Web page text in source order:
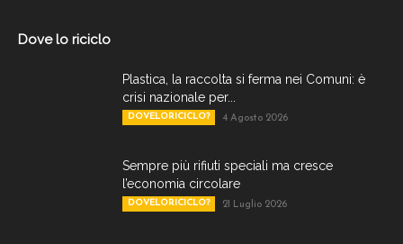
Dove lo riciclo
Plastica, la raccolta si ferma nei Comuni: è
crisi nazionale per...
DOVELORICICLO? 4 Agosto 2026
Sempre più rifiuti speciali ma cresce
l’economia circolare
DOVELORICICLO? 21 Luglio 2026